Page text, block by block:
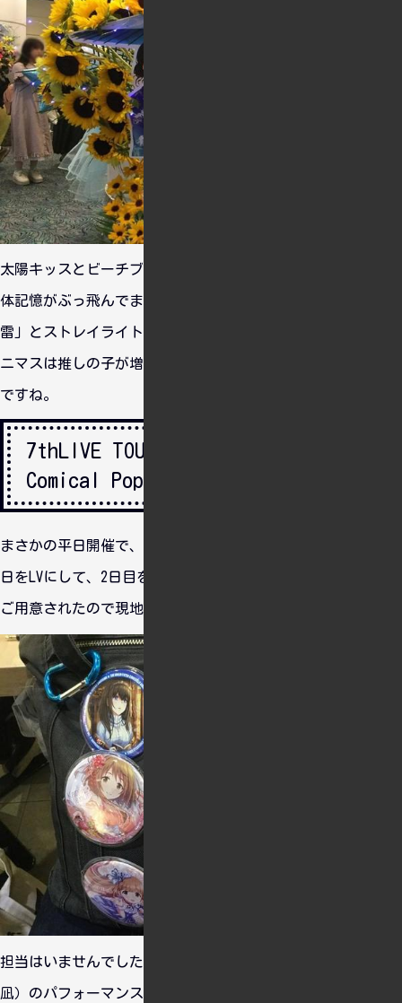
太陽キッスとビーチブレイバーでブチ上がりすぎて夜の部は大
体記憶がぶっ飛んでますが、右の二人で構成された「チーム爆
雷」とストレイライトのWDCが強かったのは覚えてます。シャ
ニマスは推しの子が増えまくってますが、それでも1番は凛世
ですね。
7thLIVE TOUR Special 3chord♪
Comical Pops!
まさかの平日開催で、さすがに連休にするわけにもいかず、初
日をLVにして、2日目を現地にすべく申し込んだらチケットを
ご用意されたので現地参加となりました。
担当はいませんでしたが、個人的に推してる久川姉妹（特に
凪）のパフォーマンスを見るのが楽しみで仕方ありませんでし